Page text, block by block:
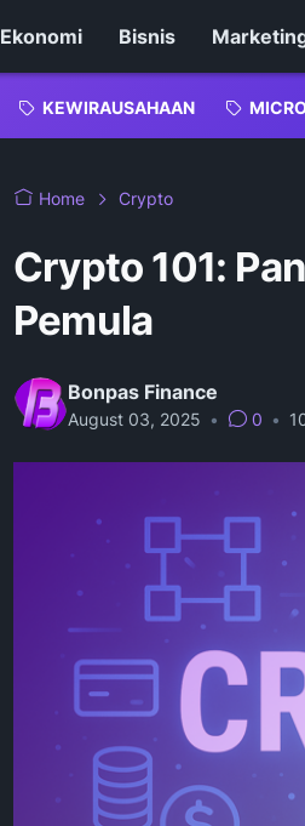
Ekonomi Bisnis
KEWIRAUSAHAAN
Home Crypto
Crypto 101:
Pemula
Bonpas Finance
August 03, 2025 • 0 •